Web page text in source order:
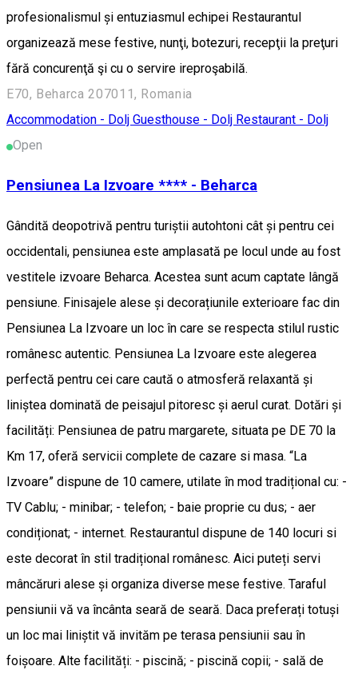
profesionalismul și entuziasmul echipei Restaurantul
organizează mese festive, nunţi, botezuri, recepţii la preţuri
fără concurenţă şi cu o servire ireproşabilă.
E70, Beharca 207011, Romania
Accommodation - Dolj Guesthouse - Dolj Restaurant - Dolj
Open
Pensiunea La Izvoare **** - Beharca
Gândită deopotrivă pentru turiștii autohtoni cât și pentru cei
occidentali, pensiunea este amplasată pe locul unde au fost
vestitele izvoare Beharca. Acestea sunt acum captate lângă
pensiune. Finisajele alese și decorațiunile exterioare fac din
Pensiunea La Izvoare un loc în care se respecta stilul rustic
românesc autentic. Pensiunea La Izvoare este alegerea
perfectă pentru cei care caută o atmosferă relaxantă și
liniștea dominată de peisajul pitoresc și aerul curat. Dotări și
facilități: Pensiunea de patru margarete, situata pe DE 70 la
Km 17, oferă servicii complete de cazare si masa. “La
Izvoare” dispune de 10 camere, utilate în mod tradițional cu: -
TV Cablu; - minibar; - telefon; - baie proprie cu dus; - aer
condiționat; - internet. Restaurantul dispune de 140 locuri si
este decorat în stil tradițional românesc. Aici puteți servi
mâncăruri alese și organiza diverse mese festive. Taraful
pensiunii vă va încânta seară de seară. Daca preferați totuși
un loc mai liniștit vă invităm pe terasa pensiunii sau în
foișoare. Alte facilități: - piscină; - piscină copii; - sală de